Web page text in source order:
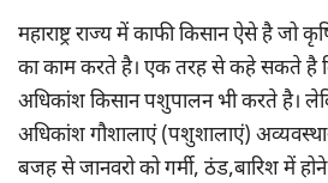
महाराष्ट्र राज्य में काफी किसान ऐसे है
का काम करते है। एक तरह से कहे सकते है
अधिकांश किसान पशुपालन भी करते है।
अधिकांश गौशालाएं (पशुशालाएं)
बजह से जानवरो को गर्मी, ठंड,बारिश में